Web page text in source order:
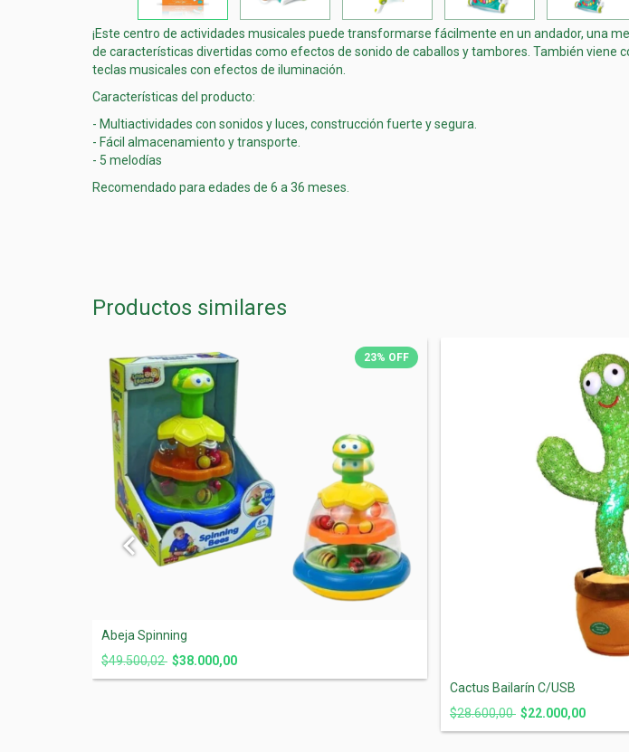
¡Este centro de actividades musicales puede transformarse fácilmente en un andador, una
de características divertidas como efectos de sonido de caballos y tambores. También viene
teclas musicales con efectos de iluminación.
Características del producto:
- Multiactividades con sonidos y luces, construcción fuerte y segura.
- Fácil almacenamiento y transporte.
- 5 melodías
Recomendado para edades de 6 a 36 meses.
Productos similares
23% OFF
Abeja Spinning
$49.500,02 $38.000,00
Cactus Bailarín C/USB
$28.600,00 $22.000,00